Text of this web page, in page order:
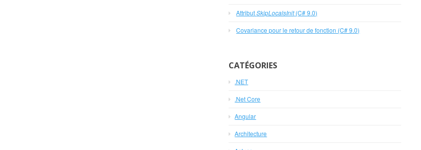
AttributSkipLocalsInit(C# 9.0)
Covariance pour le retour de fonction (C# 9.0)
CATÉGORIES
.NET
.Net Core
Angular
Architecture